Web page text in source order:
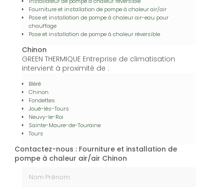
Fourniture et installation de pompe à chaleur air/air
Pose et installation de pompe à chaleur air-eau pour
chauffage
Pose et installation de pompe à chaleur réversible
Chinon
GREEN THERMIQUE Entreprise de climatisation
intervient à proximité de :
Bléré
Chinon
Fondettes
Joué-lès-Tours
Neuvy-le-Roi
Sainte-Maure-de-Touraine
Tours
Contactez-nous : Fourniture et installation de
pompe à chaleur air/air Chinon